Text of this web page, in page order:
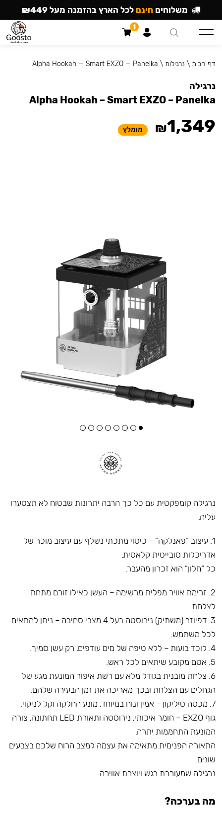
נרגילה קומפקטית עם כל כך הרבה יתרונות שבטוח לא תצטערו
עליה.
1. עיצוב “פאנלקה” – כיסוי מתכתי נשלף עם עיצוב מוכר של
אדריכלות סובייטית קלאסית.
כל “חלון” הוא זכרון מהעבר.
2. זרימת אוויר מפלית מרשימה – העשן כאילו זורם מתחת
לצלחת.
3. דפיוזר (משתיק) נירוסטה בעל 4 מצבי סחיבה – ניתן להתאים
לכל משתמש.
4. לוכד בועות – ללא טיפה של מים עודפים, רק עשן סמיך.
5. אטם מקובע שיתאים לכל ראש.
6. צלחת מובנית בגודל מלא עם רשת איפור המונעת מגע של
הגחלים עם הצלחת ובכך מאריכה את זמן הבעירה שלהם.
7. מכסה סיליקון – אמין ונוח במיוחד, מונע החלקה וקל לניקוי.
גוף EXZO – חומר איכותי, נירוסטה ותאורת LED תחתונה, צורה
המונעת התחממות יתרה.
התאורה הפנימית מתאימה את עצמה למצב הרוח שלכם בצבעים
שונים.
נרגילה שמעוררת רגש ויוצרת אווירה.
מה בערכה?
דף הבית \ נרגילות \
Alpha Hookah — Smart EXZO — Panelka
נרגילה
Alpha Hookah – Smart EXZO – Panelka
₪1,349 מומלץ
משלוחים חינם לכל הארץ בהזמנה מעל ₪449
1